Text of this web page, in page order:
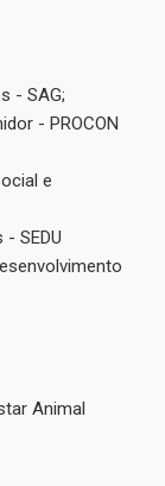
- SAG;
- PROCON
e
SEDU
Animal